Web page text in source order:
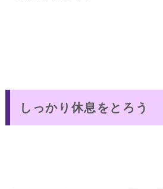
しっかり休息をとろう